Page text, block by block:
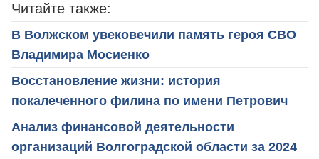
Читайте также:
В Волжском увековечили память героя СВО
Владимира Мосиенко
Восстановление жизни: история
покалеченного филина по имени Петрович
Анализ финансовой деятельности
организаций Волгоградской области за 2024